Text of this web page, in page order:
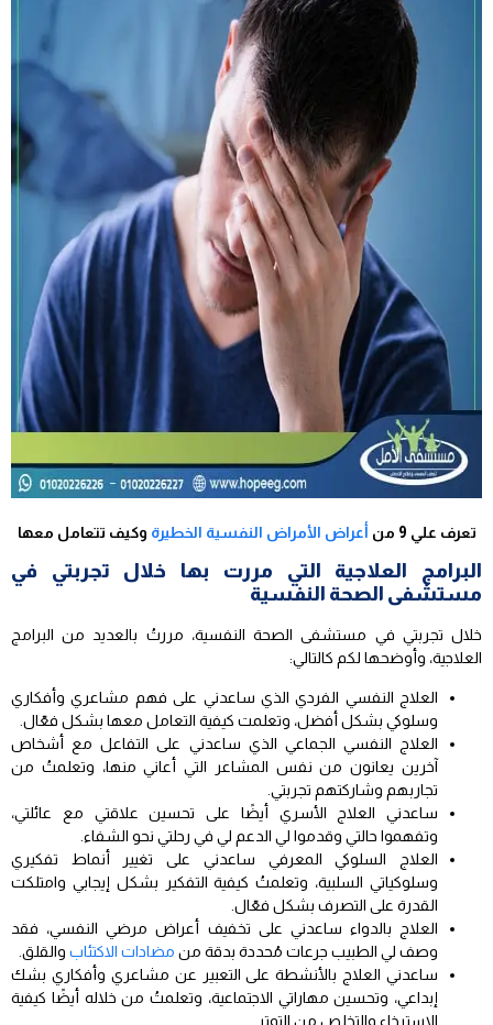
تعرف علي 9 من أعراض الأمراض النفسية الخطيرة وكيف تتعامل معها
البرامج العلاجية التي مررت بها خلال تجربتي في
مستشفى الصحة النفسية
خلال تجربتي في مستشفى الصحة النفسية، مررتُ بالعديد من البرامج
العلاجية، وأوضحها لكم كالتالي:
العلاج النفسي الفردي الذي ساعدني على فهم مشاعري وأفكاري
وسلوكي بشكل أفضل، وتعلمت كيفية التعامل معها بشكل فعّال.
العلاج النفسي الجماعي الذي ساعدني على التفاعل مع أشخاص
آخرين يعانون من نفس المشاعر التي أعاني منها، وتعلمتُ من
تجاربهم وشاركتهم تجربتي.
ساعدني العلاج الأسري أيضًا على تحسين علاقتي مع عائلتي،
وتفهموا حالتي وقدموا لي الدعم لي في رحلتي نحو الشفاء.
العلاج السلوكي المعرفي ساعدني على تغيير أنماط تفكيري
وسلوكياتي السلبية، وتعلمتُ كيفية التفكير بشكل إيجابي وامتلكت
القدرة على التصرف بشكل فعّال.
العلاج بالدواء ساعدني على تخفيف أعراض مرضي النفسي، فقد
وصف لي الطبيب جرعات مُحددة بدقة من مضادات الاكتئاب والقلق.
ساعدني العلاج بالأنشطة على التعبير عن مشاعري وأفكاري بشك
إبداعي، وتحسين مهاراتي الاجتماعية، وتعلمتُ من خلاله أيضًا كيفية
الاسترخاء والتخلص من التوتر.